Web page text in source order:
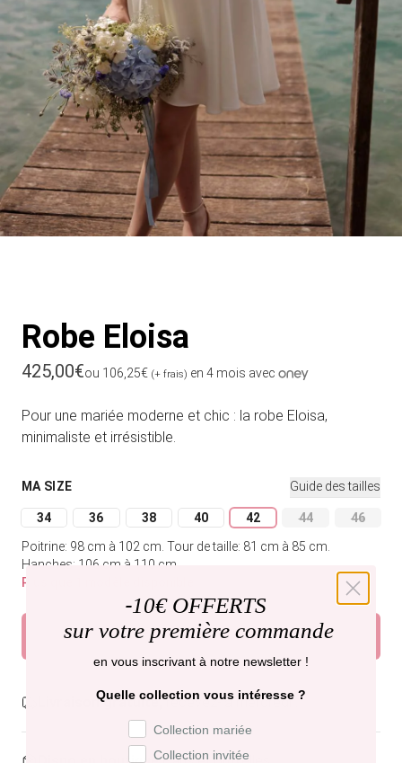
Robe Eloisa
Prix habituel
425,00€ou 106,25€ (+ frais) en 4 mois avec
Pour une mariée moderne et chic : la robe Eloisa,
minimaliste et irrésistible.
MA SIZE Guide des tailles
34
Variante épuisée ou indisponible
36
Variante épuisée ou indisponible
38
Variante épuisée ou indisponible
40
Variante épuisée ou indisponible
42
Variante épuisée ou
44
Variante
46
Poitrine: 98 cm à 102 cm. Tour de taille: 81 cm à 85 cm.
Hanches: 106 cm à 110 cm.
Plus que 1 modèle disponible
Ajouter au panier
Livraison gratuite,recevez-la mercredi .
-10€ OFFERTS
sur votre première commande
en vous inscrivant à notre newsletter !
Quelle collection vous intéresse ?
Préférence de collection
Collection mariée
Collection invitée